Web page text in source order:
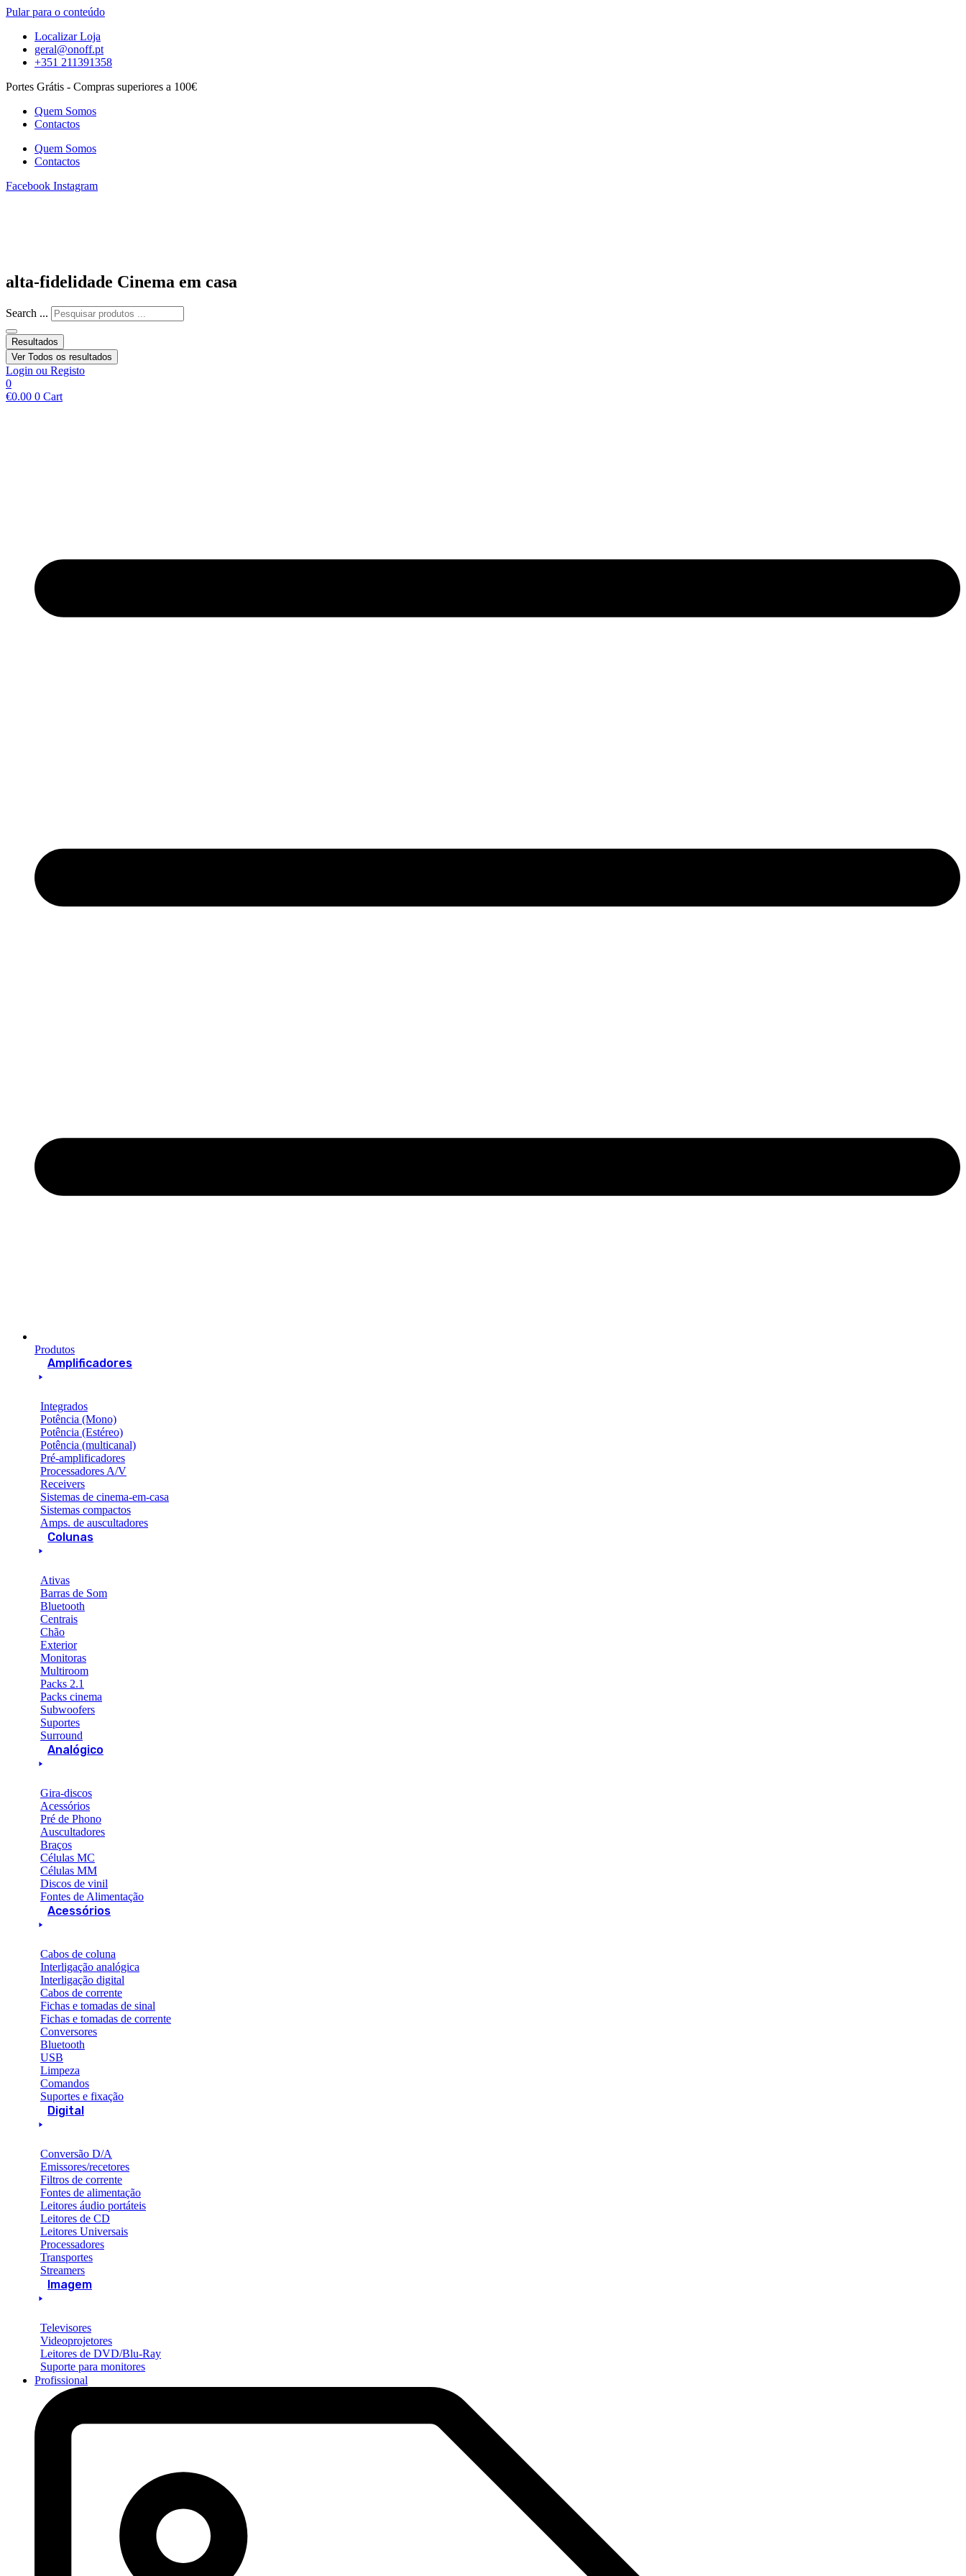
Pular para o conteúdo
Localizar Loja
geral@onoff.pt
+351 211391358
Portes Grátis - Compras superiores a 100€
Quem Somos
Contactos
Quem Somos
Contactos
Facebook Instagram
alta-fidelidade Cinema em casa
Search ...
Resultados
Ver Todos os resultados
Login ou Registo
0
€0.00 0 Cart
Produtos
Amplificadores
Integrados
Potência (Mono)
Potência (Estéreo)
Potência (multicanal)
Pré-amplificadores
Processadores A/V
Receivers
Sistemas de cinema-em-casa
Sistemas compactos
Amps. de auscultadores
Colunas
Ativas
Barras de Som
Bluetooth
Centrais
Chão
Exterior
Monitoras
Multiroom
Packs 2.1
Packs cinema
Subwoofers
Suportes
Surround
Analógico
Gira-discos
Acessórios
Pré de Phono
Auscultadores
Braços
Células MC
Células MM
Discos de vinil
Fontes de Alimentação
Acessórios
Cabos de coluna
Interligação analógica
Interligação digital
Cabos de corrente
Fichas e tomadas de sinal
Fichas e tomadas de corrente
Conversores
Bluetooth
USB
Limpeza
Comandos
Suportes e fixação
Digital
Conversão D/A
Emissores/recetores
Filtros de corrente
Fontes de alimentação
Leitores áudio portáteis
Leitores de CD
Leitores Universais
Processadores
Transportes
Streamers
Imagem
Televisores
Videoprojetores
Leitores de DVD/Blu-Ray
Suporte para monitores
Profissional